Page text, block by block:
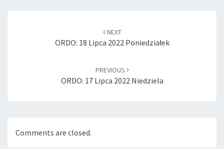
NEXT
ORDO: 18 Lipca 2022 Poniedziałek
PREVIOUS
ORDO: 17 Lipca 2022 Niedziela
Comments are closed.